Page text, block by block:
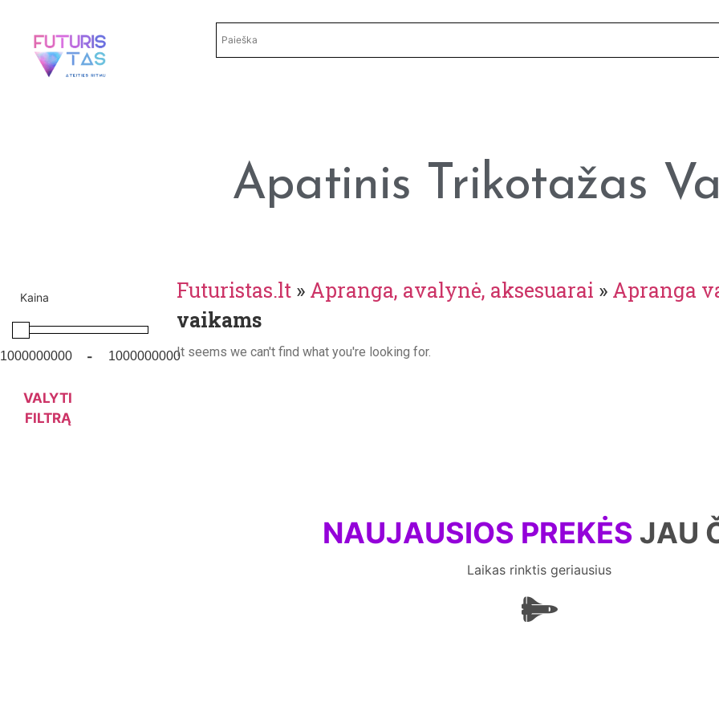
Apatinis Trikotažas
Kaina
-
VALYTI
FILTRĄ
Futuristas.lt » Apranga, avalynė, aksesuarai » Apranga
vaikams
It seems we can't find what you're looking for.
NAUJAUSIOS PREKĖS JAU
Laikas rinktis geriausius